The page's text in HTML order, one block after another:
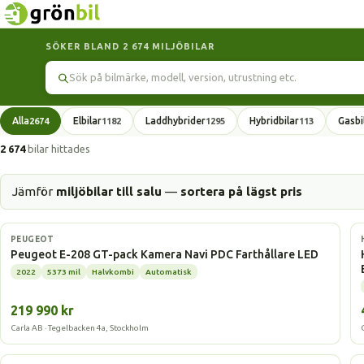
SÖKER BLAND 2 674 MILJÖBILAR
Alla2674 Elbilar1182 Laddhybrider1295 Hybridbilar113
2 674bilar hittades
Jämför miljöbilar till salu — sortera på lägst pris
Elbil
PEUGEOT
Peugeot E-208 GT-pack Kamera Navi PDC Farthållare LED
2022 5373 mil Halvkombi Automatisk
219 990 kr
Carla AB · Tegelbacken 4a, Stockholm